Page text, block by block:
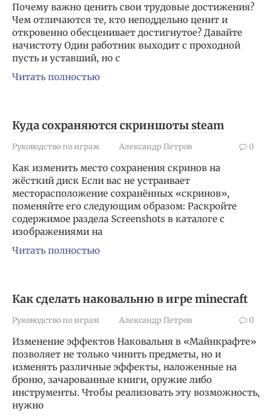
Почему важно ценить свои трудовые достижения?
Чем отличаются те, кто неподдельно ценит и
откровенно обесценивает достигнутое? Давайте
начистоту Один работник выходит с проходной
пусть и уставший, но с
Читать полностью
Куда сохраняются скриншоты steam
Руководство по играм Александр Петров 0
Как изменить место сохранения скринов на
жёсткий диск Если вас не устраивает
месторасположение сохранённых «скринов»,
поменяйте его следующим образом: Раскройте
содержимое раздела Screenshots в каталоге с
изображениями на
Читать полностью
Как сделать наковальню в игре minecraft
Руководство по играм Александр Петров 0
Изменение эффектов Наковальня в «Майнкрафте»
позволяет не только чинить предметы, но и
изменять различные эффекты, наложенные на
броню, зачарованные книги, оружие либо
инструменты. Чтобы реализовать эту возможность,
нужно